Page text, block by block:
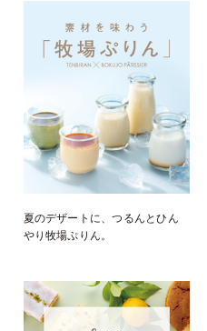
夏のデザートに、つるんとひん
やり牧場ぷりん。